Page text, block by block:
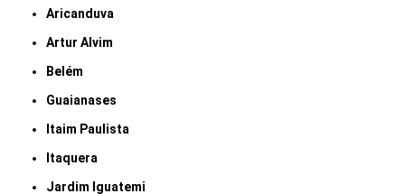
Aricanduva
Artur Alvim
Belém
Guaianases
Itaim Paulista
Itaquera
Jardim Iguatemi